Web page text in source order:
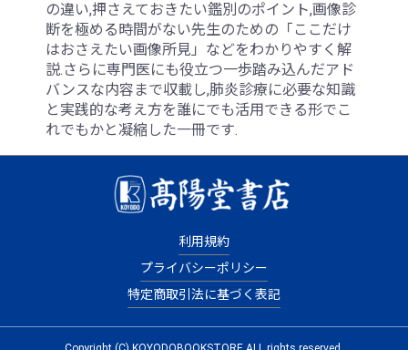
の違い,押さえておきたい鑑別のポイント,画像診
断を極める時間がない先生のための「ここだけ
はおさえたい画像所見」などをわかりやすく解
説.さらに専門医にも役立つ一歩踏み込んだアド
バンスな内容まで収載し,肺炎診療に必要な知識
と実践的な考え方を誰にでも活用できる形でこ
れでもかと凝縮した一冊です.
利用規約
プライバシーポリシー
特定商取引法に基づく表記